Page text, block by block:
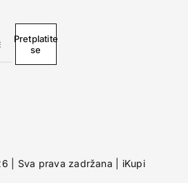
Pretplatite
se
| Sva prava zadržana | iKupi